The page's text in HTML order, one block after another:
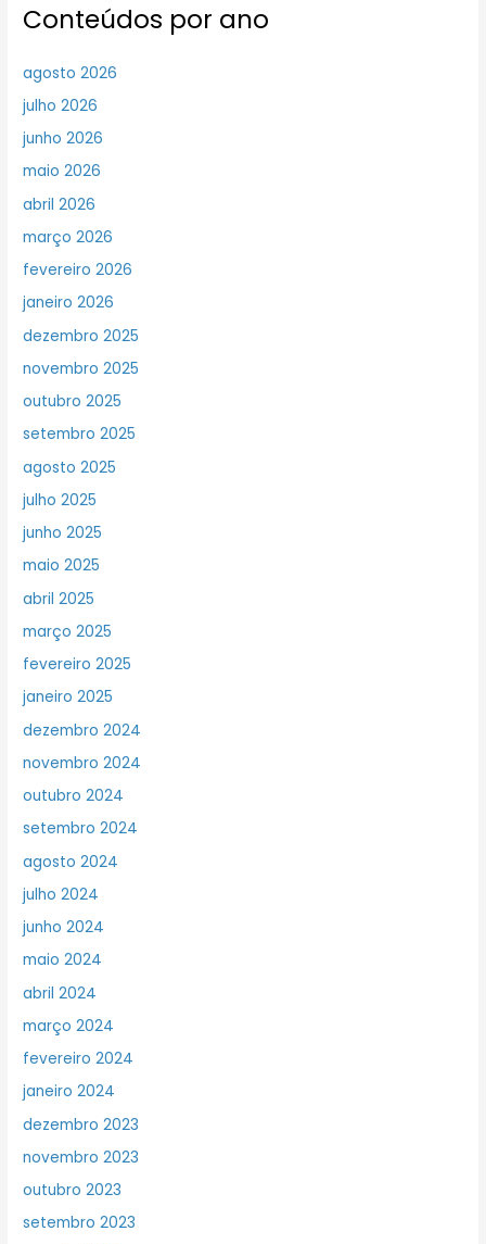
Conteúdos por ano
agosto 2026
julho 2026
junho 2026
maio 2026
abril 2026
março 2026
fevereiro 2026
janeiro 2026
dezembro 2025
novembro 2025
outubro 2025
setembro 2025
agosto 2025
julho 2025
junho 2025
maio 2025
abril 2025
março 2025
fevereiro 2025
janeiro 2025
dezembro 2024
novembro 2024
outubro 2024
setembro 2024
agosto 2024
julho 2024
junho 2024
maio 2024
abril 2024
março 2024
fevereiro 2024
janeiro 2024
dezembro 2023
novembro 2023
outubro 2023
setembro 2023